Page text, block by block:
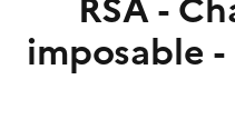
imposable